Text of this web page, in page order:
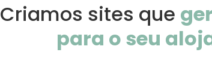
Criamos sites que
para o seu